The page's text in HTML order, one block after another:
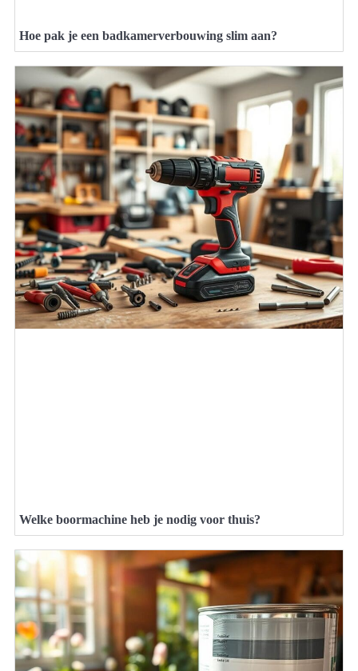
Hoe pak je een badkamerverbouwing slim aan?
Welke boormachine heb je nodig voor thuis?